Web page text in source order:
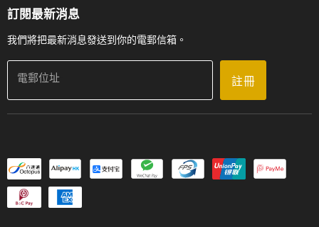
聯絡我們
門市購買產品及服務
訂閱最新消息
我們將把最新消息發送到你的電郵信箱。
電郵位址 註冊